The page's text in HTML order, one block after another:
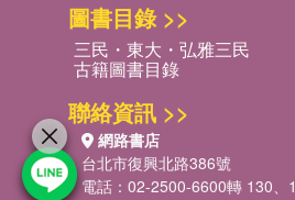
圖書目錄 >>
三民・東大・弘雅三民
古籍圖書目錄
聯絡資訊 >>
網路書店
台北市復興北路386號
電話：02-2500-6600轉 130、